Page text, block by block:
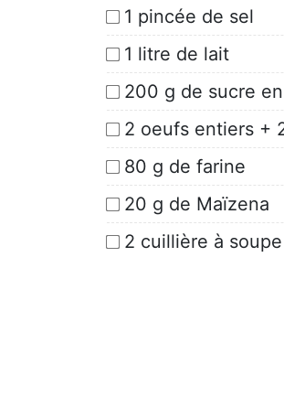
1 pincée de sel
1 litre de lait
200 g de sucre
2 oeufs entiers +
80 g de farine
20 g de Maïzena
2 cuillière à